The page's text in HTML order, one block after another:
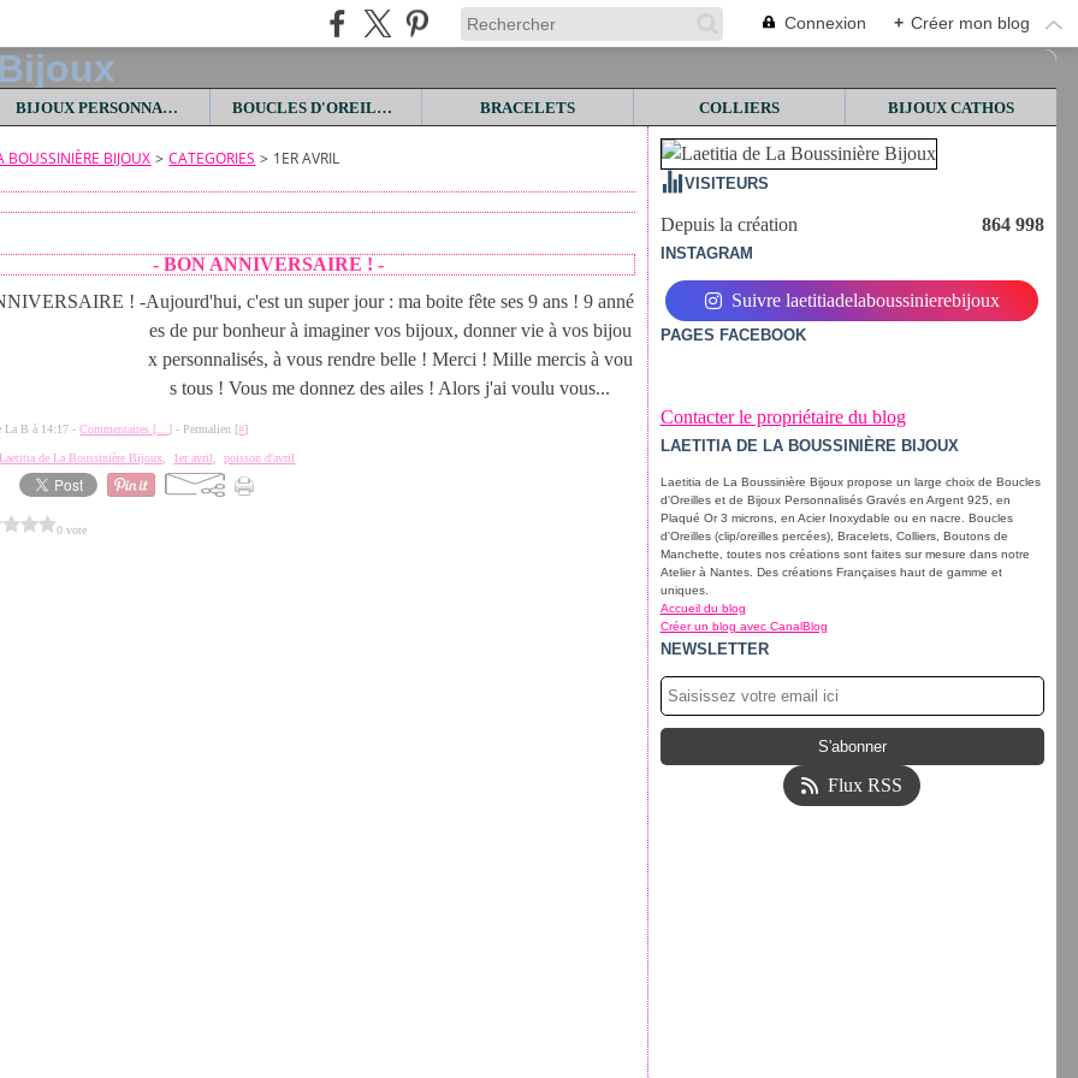
Connexion + Créer mon blog
BIJOUX PERSONNALISES BOUCLES D'OREILLES BRACELETS COLLIERS BIJOUX CATHOS
BOUSSINIÈRE BIJOUX > CATEGORIES > 1ER AVRIL
- BON ANNIVERSAIRE ! -
Aujourd'hui, c'est un super jour : ma boite fête ses 9 ans ! 9 anné
es de pur bonheur à imaginer vos bijoux, donner vie à vos bijou
x personnalisés, à vous rendre belle ! Merci ! Mille mercis à vou
s tous ! Vous me donnez des ailes ! Alors j'ai voulu vous...
La B à 14:17 -Commentaires [ …] - Permalien [#]
Laetitia de La Boussinière Bijoux 1er avril ,poisson d'avril
0 vote
VISITEURS
Depuis la création 864 998
INSTAGRAM
Suivre laetitiadelaboussinierebijoux
PAGES FACEBOOK
Contacter le propriétaire du blog
LAETITIA DE LA BOUSSINIÈRE BIJOUX
Laetitia de La Boussinière Bijoux propose un large choix de Boucles
d'Oreilles et de Bijoux Personnalisés Gravés en Argent 925, en
Plaqué Or 3 microns, en Acier Inoxydable ou en nacre. Boucles
d'Oreilles (clip/oreilles percées), Bracelets, Colliers, Boutons de
Manchette, toutes nos créations sont faites sur mesure dans notre
Atelier à Nantes. Des créations Françaises haut de gamme et
uniques.
Accueil du blog
Créer un blog avec CanalBlog
NEWSLETTER
Flux RSS